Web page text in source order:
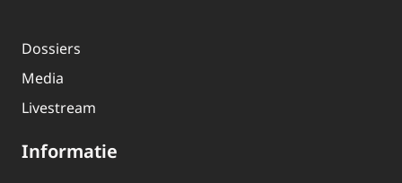
Dossiers
Media
Livestream
Informatie